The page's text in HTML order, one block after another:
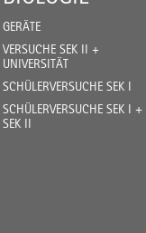
GERÄTE
VERSUCHE SEK II +
UNIVERSITÄT
SCHÜLERVERSUCHE SEK I
SCHÜLERVERSUCHE SEK I +
SEK II